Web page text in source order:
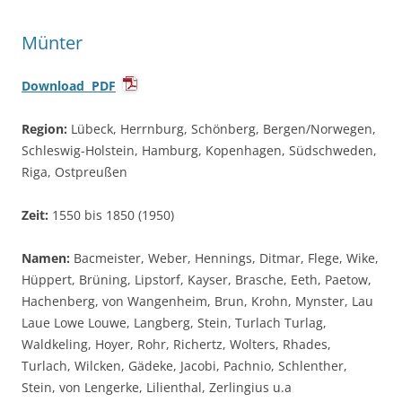
Münter
Download PDF
Region: Lübeck, Herrnburg, Schönberg, Bergen/Norwegen,
Schleswig-Holstein, Hamburg, Kopenhagen, Südschweden,
Riga, Ostpreußen
Zeit: 1550 bis 1850 (1950)
Namen: Bacmeister, Weber, Hennings, Ditmar, Flege, Wike,
Hüppert, Brüning, Lipstorf, Kayser, Brasche, Eeth, Paetow,
Hachenberg, von Wangenheim, Brun, Krohn, Mynster, Lau
Laue Lowe Louwe, Langberg, Stein, Turlach Turlag,
Waldkeling, Hoyer, Rohr, Richertz, Wolters, Rhades,
Turlach, Wilcken, Gädeke, Jacobi, Pachnio, Schlenther,
Stein, von Lengerke, Lilienthal, Zerlingius u.a